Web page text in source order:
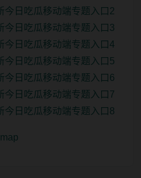
今日吃瓜移动端专题入口2
今日吃瓜移动端专题入口3
今日吃瓜移动端专题入口4
今日吃瓜移动端专题入口5
今日吃瓜移动端专题入口6
今日吃瓜移动端专题入口7
今日吃瓜移动端专题入口8